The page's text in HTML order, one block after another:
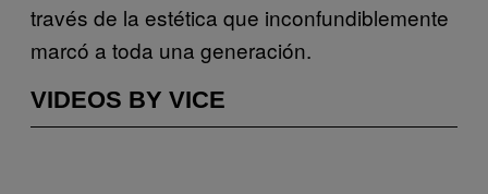
través de la estética que inconfundiblemente
marcó a toda una generación.
VIDEOS BY VICE